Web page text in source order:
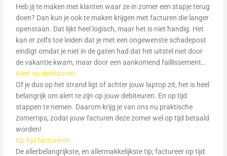
Heb jij te maken met klanten waar ze in zomer een stapje terug
doen? Dan kun je ook te maken krijgen met facturen die langer
openstaan. Dat lijkt heel logisch, maar het is niet handig. Het
kan er zelfs toe leiden dat je met een ongewenste schadepost
eindigt omdat je niet in de gaten had dat het uitstel niet door
de vakantie kwam, maar door een aankomend faillissement…
Alert op debiteuren
Of je dus op het strand ligt of achter jouw laptop zit, het is heel
belangrijk om alert te zijn op jouw debiteuren. En op tijd
stappen te nemen. Daarom krijg je van ons nu praktische
zomertips, zodat jouw facturen deze zomer wel op tijd betaald
worden!
Op tijd factureren
De allerbelangrijkste, en allermakkelijkste tip; factureer op tijd.